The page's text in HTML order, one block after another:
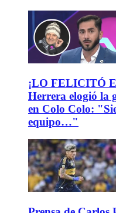
¡LO FELICITÓ
Herrera elogió la
en Colo Colo:
equipo…"